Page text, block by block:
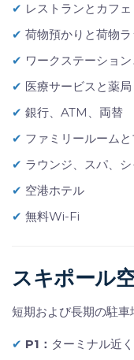
✔ レストランとカフェ
✔ 荷物預かりと荷物
✔ ワークステーショ
✔ 医療サービスと薬局
✔ 銀行、ATM、両替
✔ ファミリールーム
✔ ラウンジ、スパ、
✔ 空港ホテル
✔ 無料Wi-Fi
スキポール
短期および長期の駐車
✔ P1： ターミナル近